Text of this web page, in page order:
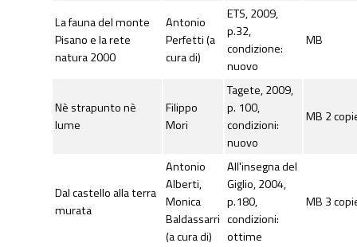
La fauna del monte
Pisano e la rete
natura 2000
Antonio
Perfetti (a
cura di)
ETS, 2009,
p.32,
condizione:
nuovo
MB
Nè strapunto nè
lume
Filippo
Mori
Tagete, 2009,
p. 100,
condizioni:
nuovo
MB 2
Dal castello alla terra
murata
Antonio
Alberti,
Monica
Baldassarri
(a cura di)
All'insegna del
Giglio, 2004,
p.180,
condizioni:
ottime
MB 3